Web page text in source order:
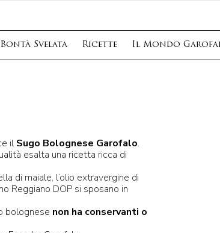
Bontà Svelata Ricette Il Mondo
il Sugo Bolognese Garofalo.
esalta una ricetta ricca di
di maiale, l’olio extravergine di
Reggiano DOP si sposano in
bolognese non ha conservanti o